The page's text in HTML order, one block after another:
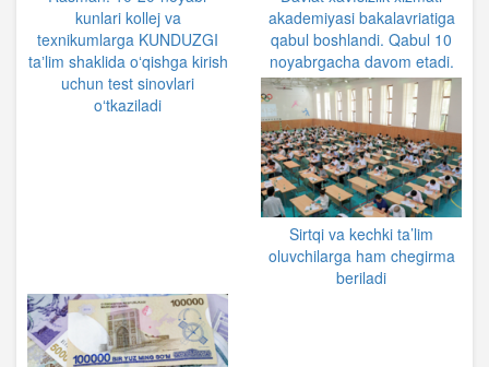
kunlari kollej va
texnikumlarga KUNDUZGI
taʼlim shaklida oʻqishga kirish
uchun test sinovlari
oʻtkaziladi
akademiyasi bakalavriatiga
qabul boshlandi. Qabul 10
noyabrgacha davom etadi.
Sirtqi va kechki ta’lim
oluvchilarga ham chegirma
beriladi